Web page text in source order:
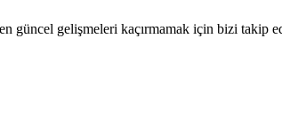
güncel gelişmeleri kaçırmamak için bizi takip